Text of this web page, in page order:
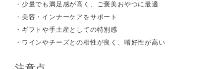
・少量でも満足感が高く、ご褒美おやつに最適
・美容・インナーケアをサポート
・ギフトや手土産としての特別感
・ワインやチーズとの相性が良く、嗜好性が高い